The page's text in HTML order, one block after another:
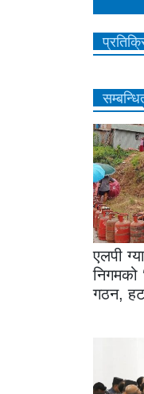
एलपी
निगमको
गठन,